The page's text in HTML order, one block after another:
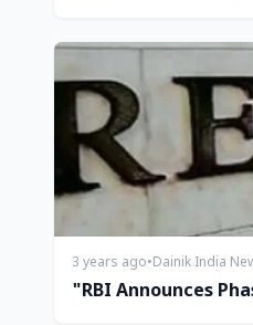
3 years ago•Dainik India
"RBI Announces